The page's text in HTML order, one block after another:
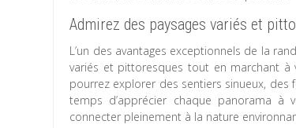
Admirez des paysages variés et
L’un des avantages exceptionnels de la
variés et pittoresques tout en marchant à
pourrez explorer des sentiers sinueux, des
temps d’apprécier chaque panorama
connecter pleinement à la nature